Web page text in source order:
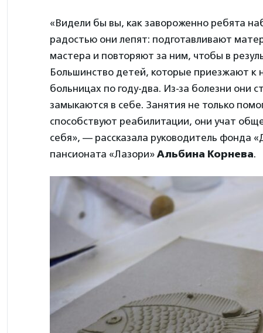
«Видели бы вы, как завороженно ребята
радостью они лепят: подготавливают
мастера и повторяют за ним, чтобы в
Большинство детей, которые приезжают к
больницах по году-два. Из-за болезни они
замыкаются в себе. Занятия не только
способствуют реабилитации, они учат
себя», — рассказала руководитель фонда
пансионата «Лазори» Альбина Корнева.